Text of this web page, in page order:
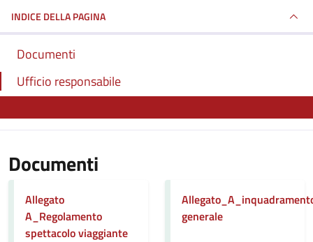
INDICE DELLA PAGINA
Documenti
Ufficio responsabile
Documenti
Allegato
A_Regolamento
spettacolo viaggiante
generale